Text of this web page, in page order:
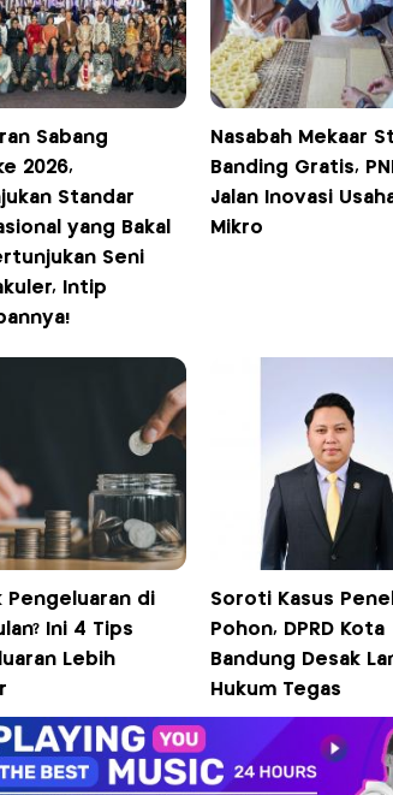
Sabang
2026,
Standar
yang Bakal
Seni
Intip
Nasabah Mekaar
Banding Gratis,
Jalan Inovasi
Mikro
Pengeluaran di
Ini 4 Tips
Lebih
Soroti Kasus
Pohon, DPRD Kota
Bandung Desak
Hukum Tegas